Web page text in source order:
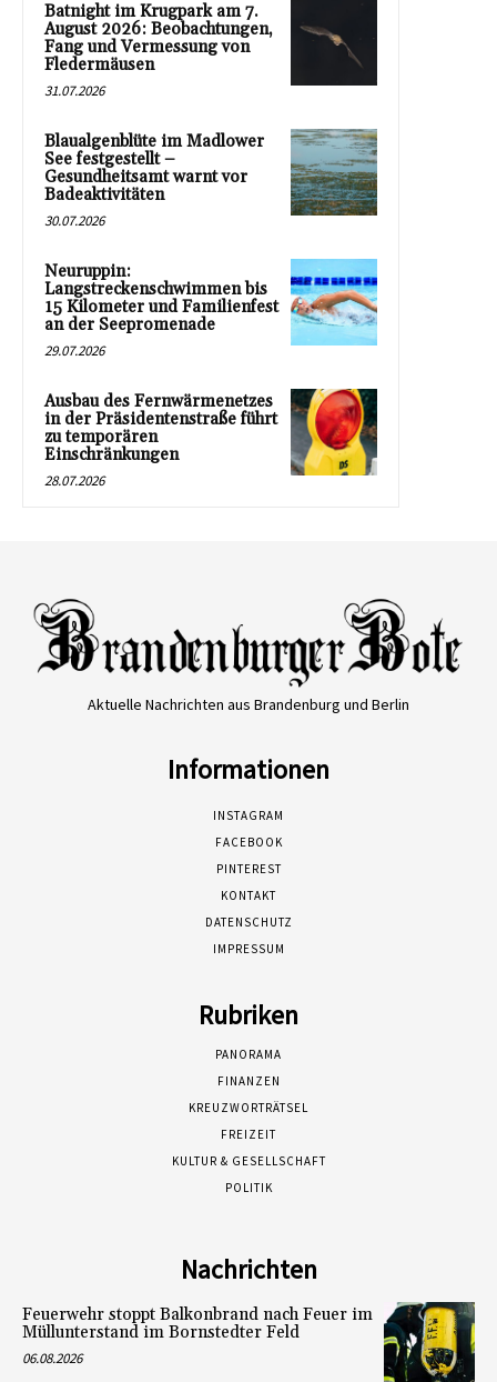
Batnight im Krugpark am 7.
August 2026: Beobachtungen,
Fang und Vermessung von
Fledermäusen
31.07.2026
Blaualgenblüte im Madlower
See festgestellt –
Gesundheitsamt warnt vor
Badeaktivitäten
30.07.2026
Neuruppin:
Langstreckenschwimmen bis
15 Kilometer und Familienfest
an der Seepromenade
29.07.2026
Ausbau des Fernwärmenetzes
in der Präsidentenstraße führt
zu temporären
Einschränkungen
28.07.2026
Aktuelle Nachrichten aus Brandenburg und Berlin
Informationen
INSTAGRAM
FACEBOOK
PINTEREST
KONTAKT
DATENSCHUTZ
IMPRESSUM
Rubriken
PANORAMA
FINANZEN
KREUZWORTRÄTSEL
FREIZEIT
KULTUR & GESELLSCHAFT
POLITIK
Nachrichten
Feuerwehr stoppt Balkonbrand nach Feuer im
Müllunterstand im Bornstedter Feld
06.08.2026